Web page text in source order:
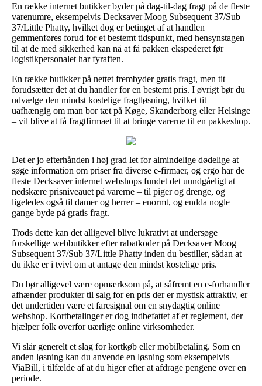
En række internet butikker byder på dag-til-dag fragt på de fleste
varenumre, eksempelvis Decksaver Moog Subsequent 37/Sub
37/Little Phatty, hvilket dog er betinget af at handlen
gemmenføres forud for et bestemt tidspunkt, med hensynstagen
til at de med sikkerhed kan nå at få pakken ekspederet før
logistikpersonalet har fyraften.
En række butikker på nettet frembyder gratis fragt, men tit
forudsætter det at du handler for en bestemt pris. I øvrigt bør du
udvælge den mindst kostelige fragtløsning, hvilket tit –
uafhængig om man bor tæt på Køge, Skanderborg eller Helsinge
– vil blive at få fragtfirmaet til at bringe varerne til en pakkeshop.
Det er jo efterhånden i høj grad let for almindelige dødelige at
søge information om priser fra diverse e-firmaer, og ergo har de
fleste Decksaver internet webshops fundet det uundgåeligt at
nedskære prisniveauet på varerne – til piger og drenge, og
ligeledes også til damer og herrer – enormt, og endda nogle
gange byde på gratis fragt.
Trods dette kan det alligevel blive lukrativt at undersøge
forskellige webbutikker efter rabatkoder på Decksaver Moog
Subsequent 37/Sub 37/Little Phatty inden du bestiller, sådan at
du ikke er i tvivl om at antage den mindst kostelige pris.
Du bør alligevel være opmærksom på, at såfremt en e-forhandler
afhænder produkter til salg for en pris der er mystisk attraktiv, er
det undertiden være et faresignal om en snydagtig online
webshop. Kortbetalinger er dog indbefattet af et reglement, der
hjælper folk overfor uærlige online virksomheder.
Vi slår generelt et slag for kortkøb eller mobilbetaling. Som en
anden løsning kan du anvende en løsning som eksempelvis
ViaBill, i tilfælde af at du higer efter at afdrage pengene over en
periode.